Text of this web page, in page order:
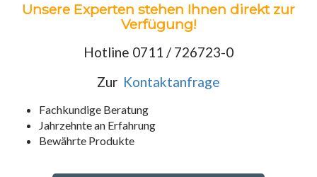
Unsere Experten stehen Ihnen direkt zur
Verfügung!
Hotline 0711 / 726723-0
Zur Kontaktanfrage
Fachkundige Beratung
Jahrzehnte an Erfahrung
Bewährte Produkte